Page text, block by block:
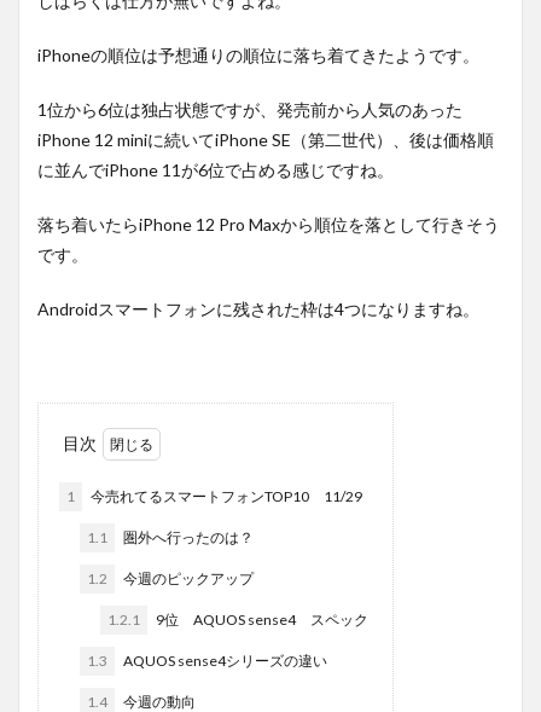
iPhoneの順位は予想通りの順位に落ち着てきたようです。
1位から6位は独占状態ですが、発売前から人気のあった
iPhone 12 miniに続いてiPhone SE（第二世代）、後は価格順
に並んでiPhone 11が6位で占める感じですね。
落ち着いたらiPhone 12 Pro Maxから順位を落として行きそう
です。
Androidスマートフォンに残された枠は4つになりますね。
目次
1 今売れてるスマートフォンTOP10 11/29
1.1 圏外へ行ったのは？
1.2 今週のピックアップ
1.2.1 9位 AQUOS sense4 スペック
1.3 AQUOS sense4シリーズの違い
1.4 今週の動向